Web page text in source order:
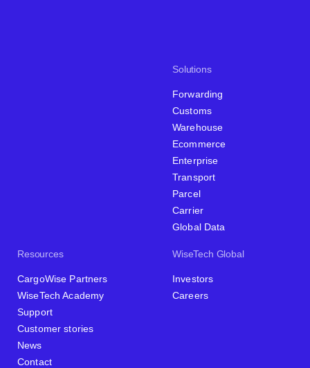
Solutions
Forwarding
Customs
Warehouse
Ecommerce
Enterprise
Transport
Parcel
Carrier
Global Data
Resources
CargoWise Partners
WiseTech Academy
Support
Customer stories
News
Contact
WiseTech Global
Investors
Careers